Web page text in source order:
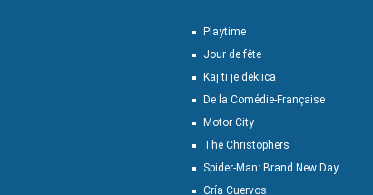
Playtime
Jour de fête
Kaj ti je deklica
De la Comédie-Française
Motor City
The Christophers
Spider-Man: Brand New Day
Cría Cuervos